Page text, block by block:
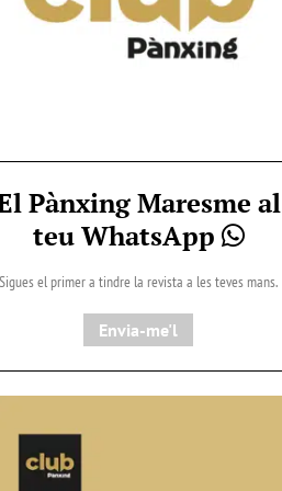
Pànxing Maresme al
teu WhatsApp
Sigues el primer a tindre la revista a les teves mans.
Envia-me'l